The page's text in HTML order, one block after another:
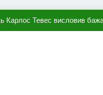
Карлос Тевес висловив